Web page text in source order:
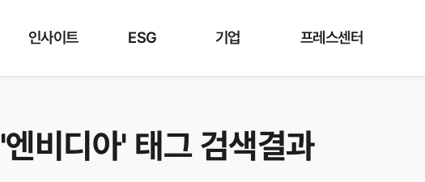
인사이트 ESG 기업 프레스센터
'엔비디아' 태그 검색결과